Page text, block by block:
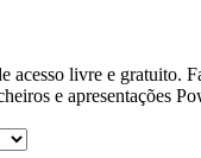
acesso livre e gratuito.
e apresentações